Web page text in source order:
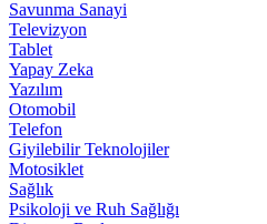
Savunma Sanayi
Televizyon
Tablet
Yapay Zeka
Yazılım
Otomobil
Telefon
Giyilebilir Teknolojiler
Motosiklet
Sağlık
Psikoloji ve Ruh Sağlığı